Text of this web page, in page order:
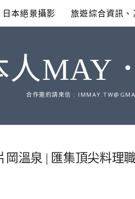
日本絕景攝影 旅遊綜合資訊、
人MAY
合作邀約請來信 :
岡溫泉 | 匯集頂尖料理